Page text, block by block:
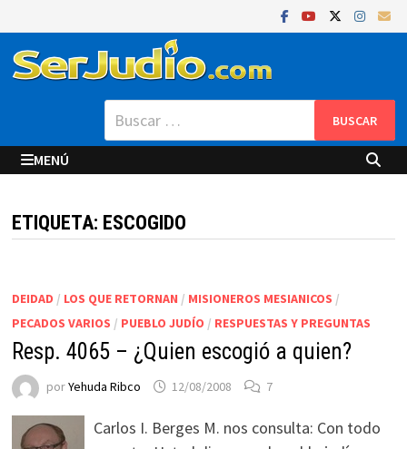
al
contenido
Buscar:
MENÚ
ETIQUETA: ESCOGIDO
DEIDAD / LOS QUE RETORNAN / MISIONEROS MESIANICOS /
PECADOS VARIOS / PUEBLO JUDÍO / RESPUESTAS Y PREGUNTAS
Resp. 4065 – ¿Quien escogió a quien?
porYehuda Ribco 12/08/2008 7
Carlos I. Berges M. nos consulta: Con todo